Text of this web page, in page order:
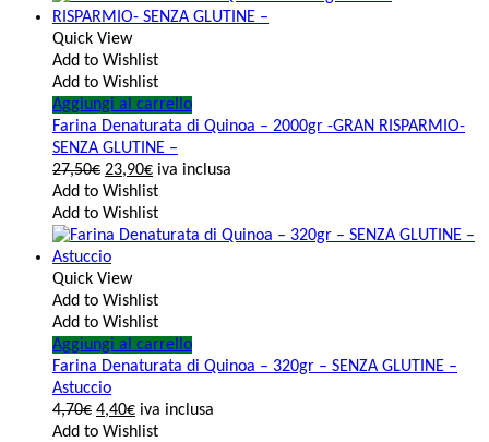
Quick View
Add to Wishlist
Add to Wishlist
Aggiungi al carrello
Farina Denaturata di Quinoa – 2000gr -GRAN RISPARMIO-
SENZA GLUTINE –
27,50€ 23,90€ iva inclusa
Add to Wishlist
Add to Wishlist
Quick View
Add to Wishlist
Add to Wishlist
Aggiungi al carrello
Farina Denaturata di Quinoa – 320gr – SENZA GLUTINE –
Astuccio
4,70€ 4,40€ iva inclusa
Add to Wishlist